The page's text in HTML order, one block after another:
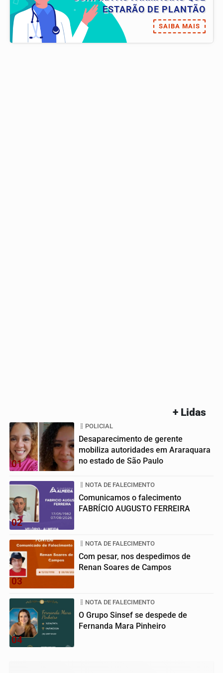
ESTARÃO DE PLANTÃO
SAIBA MAIS
+ Lidas
01
POLICIAL
Desaparecimento de gerente
mobiliza autoridades em Araraquara
no estado de São Paulo
02
NOTA DE FALECIMENTO
Comunicamos o falecimento
FABRÍCIO AUGUSTO FERREIRA
03
NOTA DE FALECIMENTO
Com pesar, nos despedimos de
Renan Soares de Campos
04
NOTA DE FALECIMENTO
O Grupo Sinsef se despede de
Fernanda Mara Pinheiro